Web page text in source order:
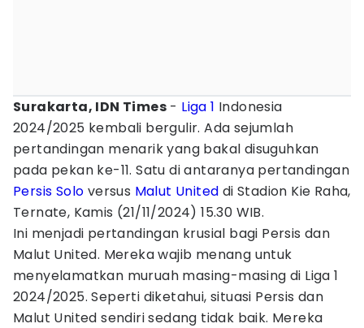
Surakarta, IDN Times - Liga 1 Indonesia
2024/2025 kembali bergulir. Ada sejumlah
pertandingan menarik yang bakal disuguhkan
pada pekan ke-11. Satu di antaranya pertandingan
Persis Solo versus Malut United di Stadion Kie Raha,
Ternate, Kamis (21/11/2024) 15.30 WIB.
Ini menjadi pertandingan krusial bagi Persis dan
Malut United. Mereka wajib menang untuk
menyelamatkan muruah masing-masing di Liga 1
2024/2025. Seperti diketahui, situasi Persis dan
Malut United sendiri sedang tidak baik. Mereka